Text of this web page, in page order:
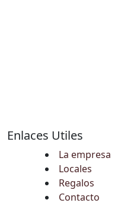
Enlaces Utiles
La empresa
Locales
Regalos
Contacto